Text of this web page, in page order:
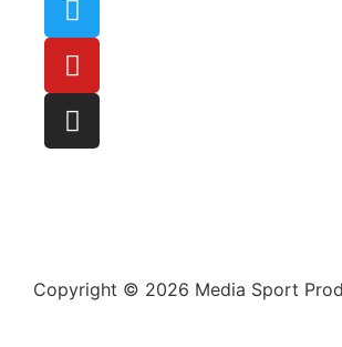
Copyright © 2026 Media Sport